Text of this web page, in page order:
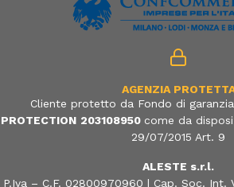
AGENZIA
Cliente protetto da Fondo di garanzia
PROTECTION 203108950 come da
29/07/2015 Art. 9
ALESTE s.r.l.
P.Iva – C.F. 02800970960 | Cap. Soc. Int.